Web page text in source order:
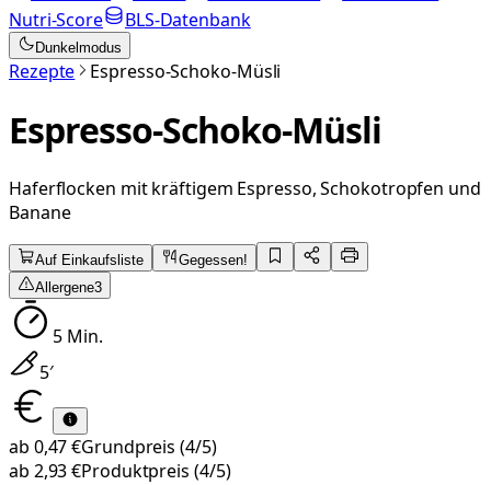
Nutri-Score
BLS-Datenbank
Dunkelmodus
Rezepte Espresso-Schoko-Müsli
Espresso-Schoko-Müsli
Haferflocken mit kräftigem Espresso, Schokotropfen und
Banane
Auf Einkaufsliste
Gegessen!
Allergene3
5Min.
5′
ab 0,47 €Grundpreis (4/5)
ab 2,93 €Produktpreis (4/5)